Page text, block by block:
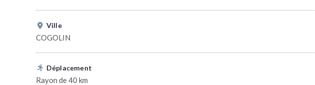
Ville
COGOLIN
Déplacement
Rayon de 40 km